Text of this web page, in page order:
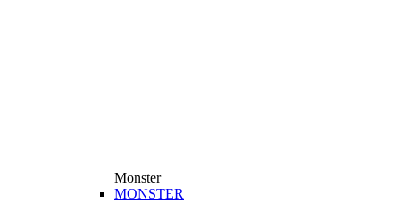
Monster
MONSTER